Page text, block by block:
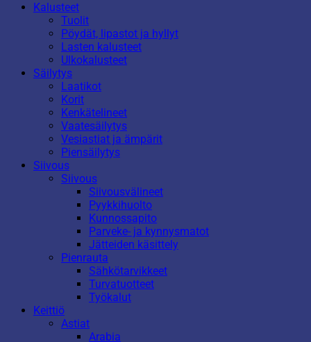
Kalusteet
Tuolit
Pöydät, lipastot ja hyllyt
Lasten kalusteet
Ulkokalusteet
Säilytys
Laatikot
Korit
Kenkätelineet
Vaatesäilytys
Vesiastiat ja ämpärit
Piensäilytys
Siivous
Siivous
Siivousvälineet
Pyykkihuolto
Kunnossapito
Parveke- ja kynnysmatot
Jätteiden käsittely
Pienrauta
Sähkötarvikkeet
Turvatuotteet
Työkalut
Keittiö
Astiat
Arabia